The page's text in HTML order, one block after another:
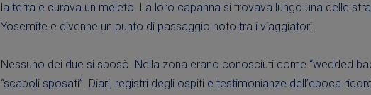
la terra e curava un meleto. La loro capanna si trovava lungo una delle
Yosemite e divenne un punto di passaggio noto tra i viaggiatori.
Nessuno dei due si sposò. Nella zona erano conosciuti come “wedded
“scapoli sposati”. Diari, registri degli ospiti e testimonianze dell’epoca